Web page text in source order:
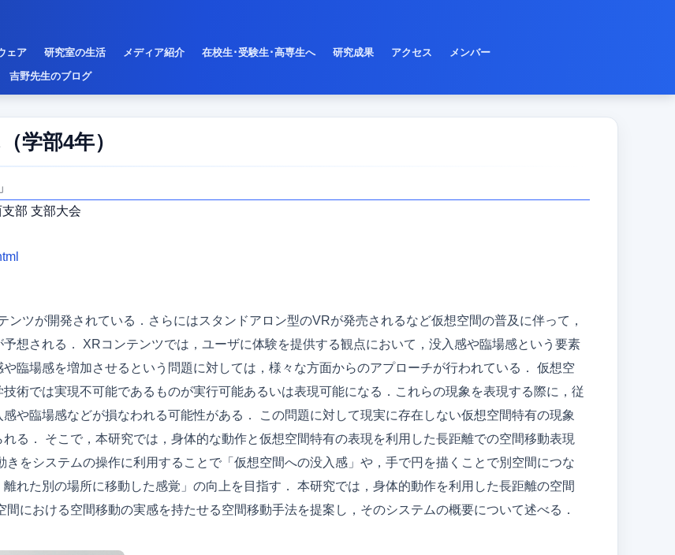
ェア 研究室の生活 メディア紹介 在校生･受験生･高専生へ 研究成果 アクセス
メンバー
吉野先生のブログ
学部4年）
部 支部大会
ツが開発されている．さらにはスタンドアロン型のVRが発売されるなど仮想空間の普及に伴って，
想される． XRコンテンツでは，ユーザに体験を提供する観点において，没入感や臨場感という要素
臨場感を増加させるという問題に対しては，様々な方面からのアプローチが行われている． 仮想空
術では実現不可能であるものが実行可能あるいは表現可能になる．これらの現象を表現する際に，従
や臨場感などが損なわれる可能性がある． この問題に対して現実に存在しない仮想空間特有の現象
る． そこで，本研究では，身体的な動作と仮想空間特有の表現を利用した長距離での空間移動表現
をシステムの操作に利用することで「仮想空間への没入感」や，手で円を描くことで別空間につな
れた別の場所に移動した感覚」の向上を目指す． 本研究では，身体的動作を利用した長距離の空間
における空間移動の実感を持たせる空間移動手法を提案し，そのシステムの概要について述べる．